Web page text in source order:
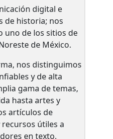
digital e
de historia; nos
uno de los sitios de
de México.
nos distinguimos
y de alta
gama de temas,
hasta artes y
artículos de
útiles a
en texto,